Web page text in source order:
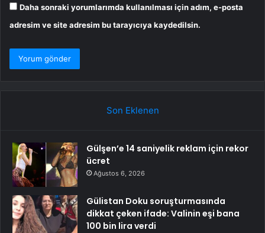
Daha sonraki yorumlarımda kullanılması için adım, e-posta
adresim ve site adresim bu tarayıcıya kaydedilsin.
Son Eklenen
Gülşen’e 14 saniyelik reklam için rekor
ücret
Ağustos 6, 2026
Gülistan Doku soruşturmasında
dikkat çeken ifade: Valinin eşi bana
100 bin lira verdi